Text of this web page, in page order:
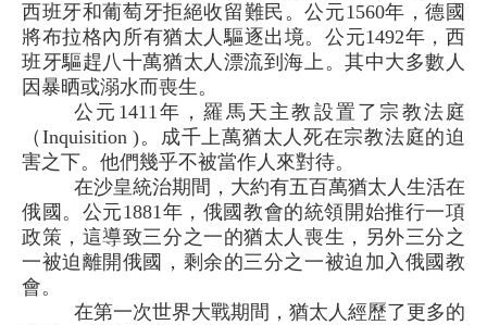
西班牙和葡萄牙拒絕收留難民。公元1560年，德國
將布拉格內所有猶太人驅逐出境。公元1492年，西
班牙驅趕八十萬猶太人漂流到海上。其中大多數人
因暴晒或溺水而喪生。
公元1411年，羅馬天主教設置了宗教法庭
（Inquisition )。成千上萬猶太人死在宗教法庭的迫
害之下。他們幾乎不被當作人來對待。
在沙皇統治期間，大約有五百萬猶太人生活在
俄國。公元1881年，俄國教會的統領開始推行一項
政策，這導致三分之一的猶太人喪生，另外三分之
一被迫離開俄國，剩余的三分之一被迫加入俄國教
會。
在第一次世界大戰期間，猶太人經歷了更多的